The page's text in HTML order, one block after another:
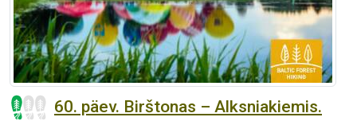
60. päev. Birštonas – Alksniakiemis.